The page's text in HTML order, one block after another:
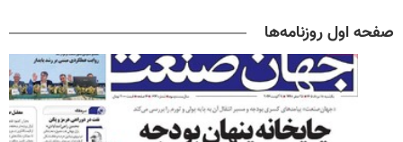
صفحه اول روزنامه‌ها